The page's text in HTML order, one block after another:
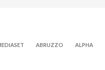
ABRUZZO ALPHA